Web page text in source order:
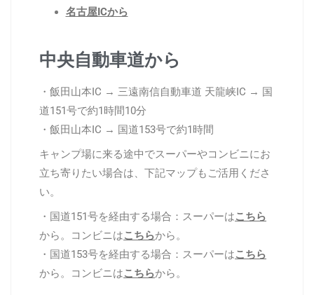
名古屋ICから
中央自動車道から
・飯田山本IC → 三遠南信自動車道 天龍峡IC → 国
道151号で約1時間10分
・飯田山本IC → 国道153号で約1時間
キャンプ場に来る途中でスーパーやコンビニにお
立ち寄りたい場合は、下記マップもご活用くださ
い。
・国道151号を経由する場合：スーパーはこちら
から。コンビニはこちらから。
・国道153号を経由する場合：スーパーはこちら
から。コンビニはこちらから。